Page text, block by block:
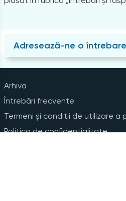
Adresează-ne o întrebare
Arhiva
Întrebări frecvente
Termeni și condiții de utilizare a
Politica de confidențialitate